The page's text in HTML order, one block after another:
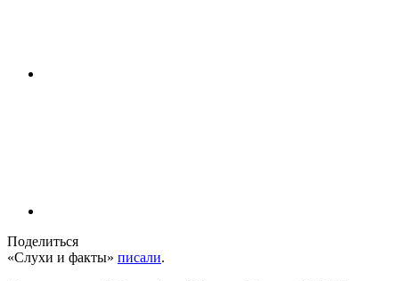
Поделиться
«Слухи и факты» писали.